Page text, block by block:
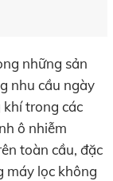
những sản
nhu cầu ngày
khí trong các
ô nhiễm
toàn cầu, đặc
máy lọc không